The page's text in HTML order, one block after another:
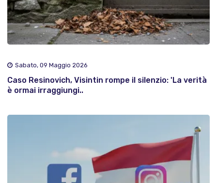
Sabato, 09 Maggio 2026
Caso Resinovich, Visintin rompe il silenzio: 'La verità
è ormai irraggiungi..